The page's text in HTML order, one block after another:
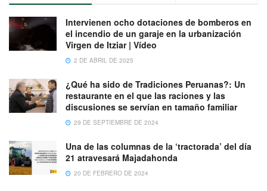
Intervienen ocho dotaciones de bomberos en
el incendio de un garaje en la urbanización
Virgen de Itziar | Vídeo
2 DE ABRIL DE 2025
¿Qué ha sido de Tradiciones Peruanas?: Un
restaurante en el que las raciones y las
discusiones se servían en tamaño familiar
29 DE SEPTIEMBRE DE 2024
Una de las columnas de la ‘tractorada’ del día
21 atravesará Majadahonda
20 DE FEBRERO DE 2024